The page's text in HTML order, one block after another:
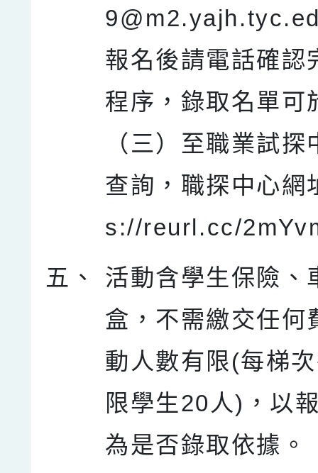
報名後請電話確認
程序，錄取名單可
（三）至職業試
查詢，職探中心網
s://reurl.cc/
五、
活動含學生保險、
盒，不需繳交任何
動人數有限(每梯
限學生20人)，以
為是否錄取依據。